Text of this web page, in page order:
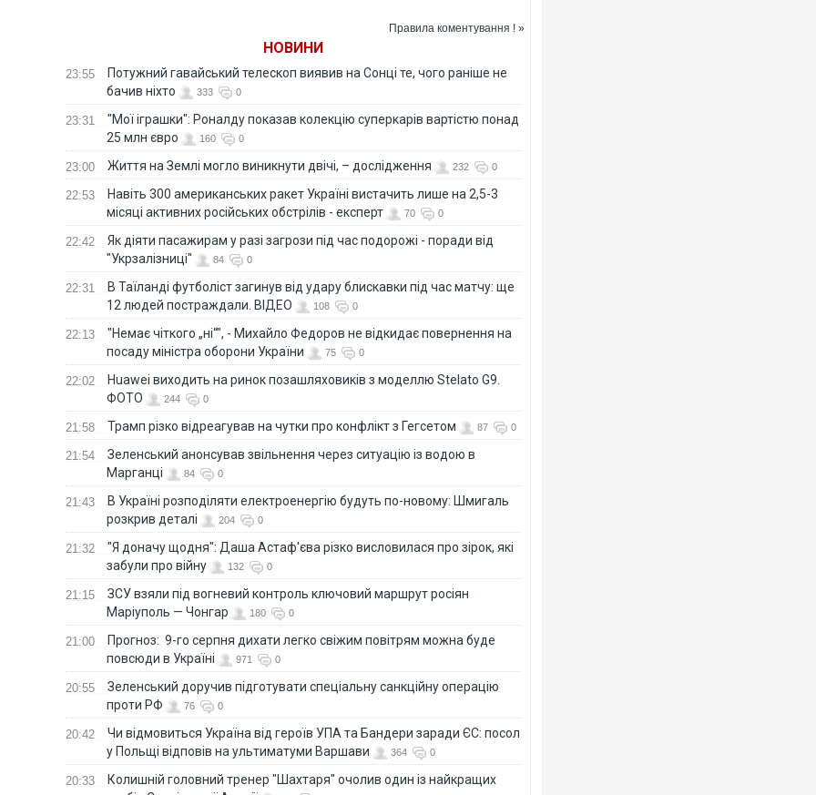
всё!
Правила коментування ! »
НОВИНИ
23:55
Потужний гавайський телескоп виявив на Сонці те, чого раніше не
бачив ніхто
333 0
23:31
"Мої іграшки": Роналду показав колекцію суперкарів вартістю понад
25 млн євро
160 0
23:00 Життя на Землі могло виникнути двічі, – дослідження 232 0
22:53
Навіть 300 американських ракет Україні вистачить лише на 2,5-3
місяці активних російських обстрілів - експерт
70 0
22:42
Як діяти пасажирам у разі загрози під час подорожі - поради від
"Укрзалізниці"
84 0
22:31
В Таїланді футболіст загинув від удару блискавки під час матчу: ще
12 людей постраждали. ВІДЕО
108 0
22:13
"Немає чіткого „ні“", - Михайло Федоров не відкидає повернення на
посаду міністра оборони України
75 0
22:02
Huawei виходить на ринок позашляховиків з моделлю Stelato G9.
ФОТО
244 0
21:58 Трамп різко відреагував на чутки про конфлікт з Гегсетом 87 0
21:54
Зеленський анонсував звільнення через ситуацію із водою в
Марганці
84 0
21:43
В Україні розподіляти електроенергію будуть по-новому: Шмигаль
розкрив деталі
204 0
21:32
"Я доначу щодня": Даша Астаф'єва різко висловилася про зірок, які
забули про війну
132 0
21:15
ЗСУ взяли під вогневий контроль ключовий маршрут росіян
Маріуполь — Чонгар
180 0
21:00
Прогноз: 9-го серпня дихати легко свіжим повітрям можна буде
повсюди в Україні
971 0
20:55
Зеленський доручив підготувати спеціальну санкційну операцію
проти РФ
76 0
20:42
Чи відмовиться Україна від героїв УПА та Бандери заради ЄС: посол
у Польщі відповів на ультиматуми Варшави
364 0
20:33
Колишній головний тренер "Шахтаря" очолив один із найкращих